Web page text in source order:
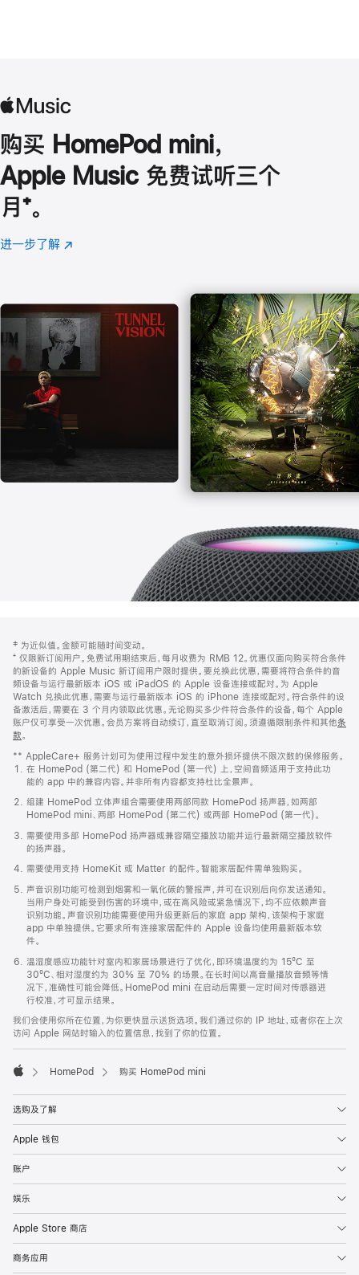
购买 HomePod mini，
Apple Music 免费试听三个
月 脚
注
⁺。
进一步了解 Apple
(在
口
中
打
开)
页
页
脚
注
‡ 为近似值。金额可能随时间变动。
⁺ 仅限新订阅用户。免费试用期结束后，每月收费为 RMB 12。优惠仅面向购买符合条件
的新设备的 Apple Music 新订阅用户限时提供。要兑换此优惠，需要将符合条件的音
频设备与运行最新版本 iOS 或 iPadOS 的 Apple 设备连接或配对。为 Apple
Watch 兑换此优惠，需要与运行最新版本 iOS 的 iPhone 连接或配对。符合条件的设
备激活后，需要在 3 个月内领取此优惠。无论购买多少件符合条件的设备，每个 Apple
账户仅可享受一次优惠。会员方案将自动续订，直至取消订阅。须遵循限制条件和其他条
款。
窗
口
中
打
开)
** AppleCare+ 服务计划可为使用过程中发生的意外损坏提供不限次数的保修服务。
在 HomePod (第二代) 和 HomePod (第一代) 上，空间音频适用于支持此功
能的 app 中的兼容内容。并非所有内容都支持杜比全景声。
组建 HomePod 立体声组合需要使用两部同款 HomePod 扬声器，如两部
HomePod mini、两部 HomePod (第二代) 或两部 HomePod (第一代)。
需要使用多部 HomePod 扬声器或兼容隔空播放功能并运行最新隔空播放软件
的扬声器。
需要使用支持 HomeKit 或 Matter 的配件。智能家居配件需单独购买。
声音识别功能可检测到烟雾和一氧化碳的警报声，并可在识别后向你发送通知。
当用户身处可能受到伤害的环境中，或在高风险或紧急情况下，均不应依赖声音
识别功能。声音识别功能需要使用升级更新后的家庭 app 架构，该架构于家庭
app 中单独提供。它要求所有连接家居配件的 Apple 设备均使用最新版本软
件。
温湿度感应功能针对室内和家居场景进行了优化，即环境温度约为 15ºC 至
30ºC、相对湿度约为 30% 至 70% 的场景。在长时间以高音量播放音频等情
况下，准确性可能会降低。HomePod mini 在启动后需要一定时间对传感器进
行校准，才可显示结果。
我们会使用你所在位置，为你更快显示送货选项。我们通过你的 IP 地址，或者你在上次
访问 Apple 网站时输入的位置信息，找到了你的位置。
HomePod 购买 HomePod mini
选购及了解
Apple 钱包
账户
娱乐
Apple Store 商店
商务应用